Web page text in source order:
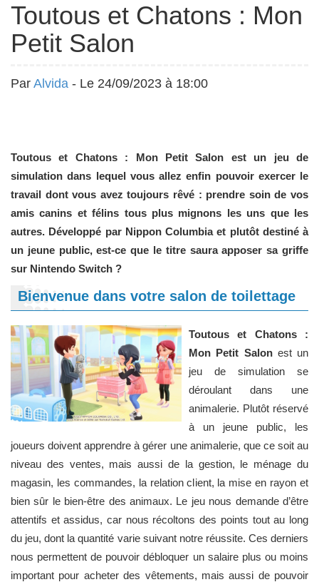
Toutous et Chatons : Mon
Petit Salon
Par Alvida - Le 24/09/2023 à 18:00
Toutous et Chatons : Mon Petit Salon est un jeu de
simulation dans lequel vous allez enfin pouvoir exercer le
travail dont vous avez toujours rêvé : prendre soin de vos
amis canins et félins tous plus mignons les uns que les
autres. Développé par Nippon Columbia et plutôt destiné à
un jeune public, est-ce que le titre saura apposer sa griffe
sur Nintendo Switch ?
Bienvenue dans votre salon de toilettage
Toutous et Chatons :
Mon Petit Salon est un
jeu de simulation se
déroulant dans une
animalerie. Plutôt réservé
à un jeune public, les
joueurs doivent apprendre à gérer une animalerie, que ce soit au
niveau des ventes, mais aussi de la gestion, le ménage du
magasin, les commandes, la relation client, la mise en rayon et
bien sûr le bien-être des animaux. Le jeu nous demande d’être
attentifs et assidus, car nous récoltons des points tout au long
du jeu, dont la quantité varie suivant notre réussite. Ces derniers
nous permettent de pouvoir débloquer un salaire plus ou moins
important pour acheter des vêtements, mais aussi de pouvoir